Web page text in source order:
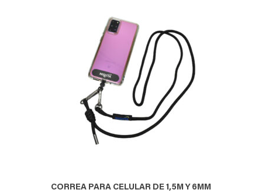
CORREA PARA CELULAR DE 1,5M Y 6MM